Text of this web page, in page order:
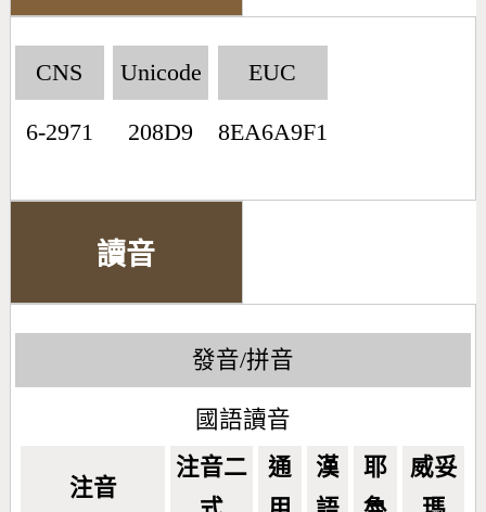
CNS
6-2971
Unicode
208D9
EUC
8EA6A9F1
讀音
發音/拼音
國語讀音
注音
注音二
通
漢
耶
威妥